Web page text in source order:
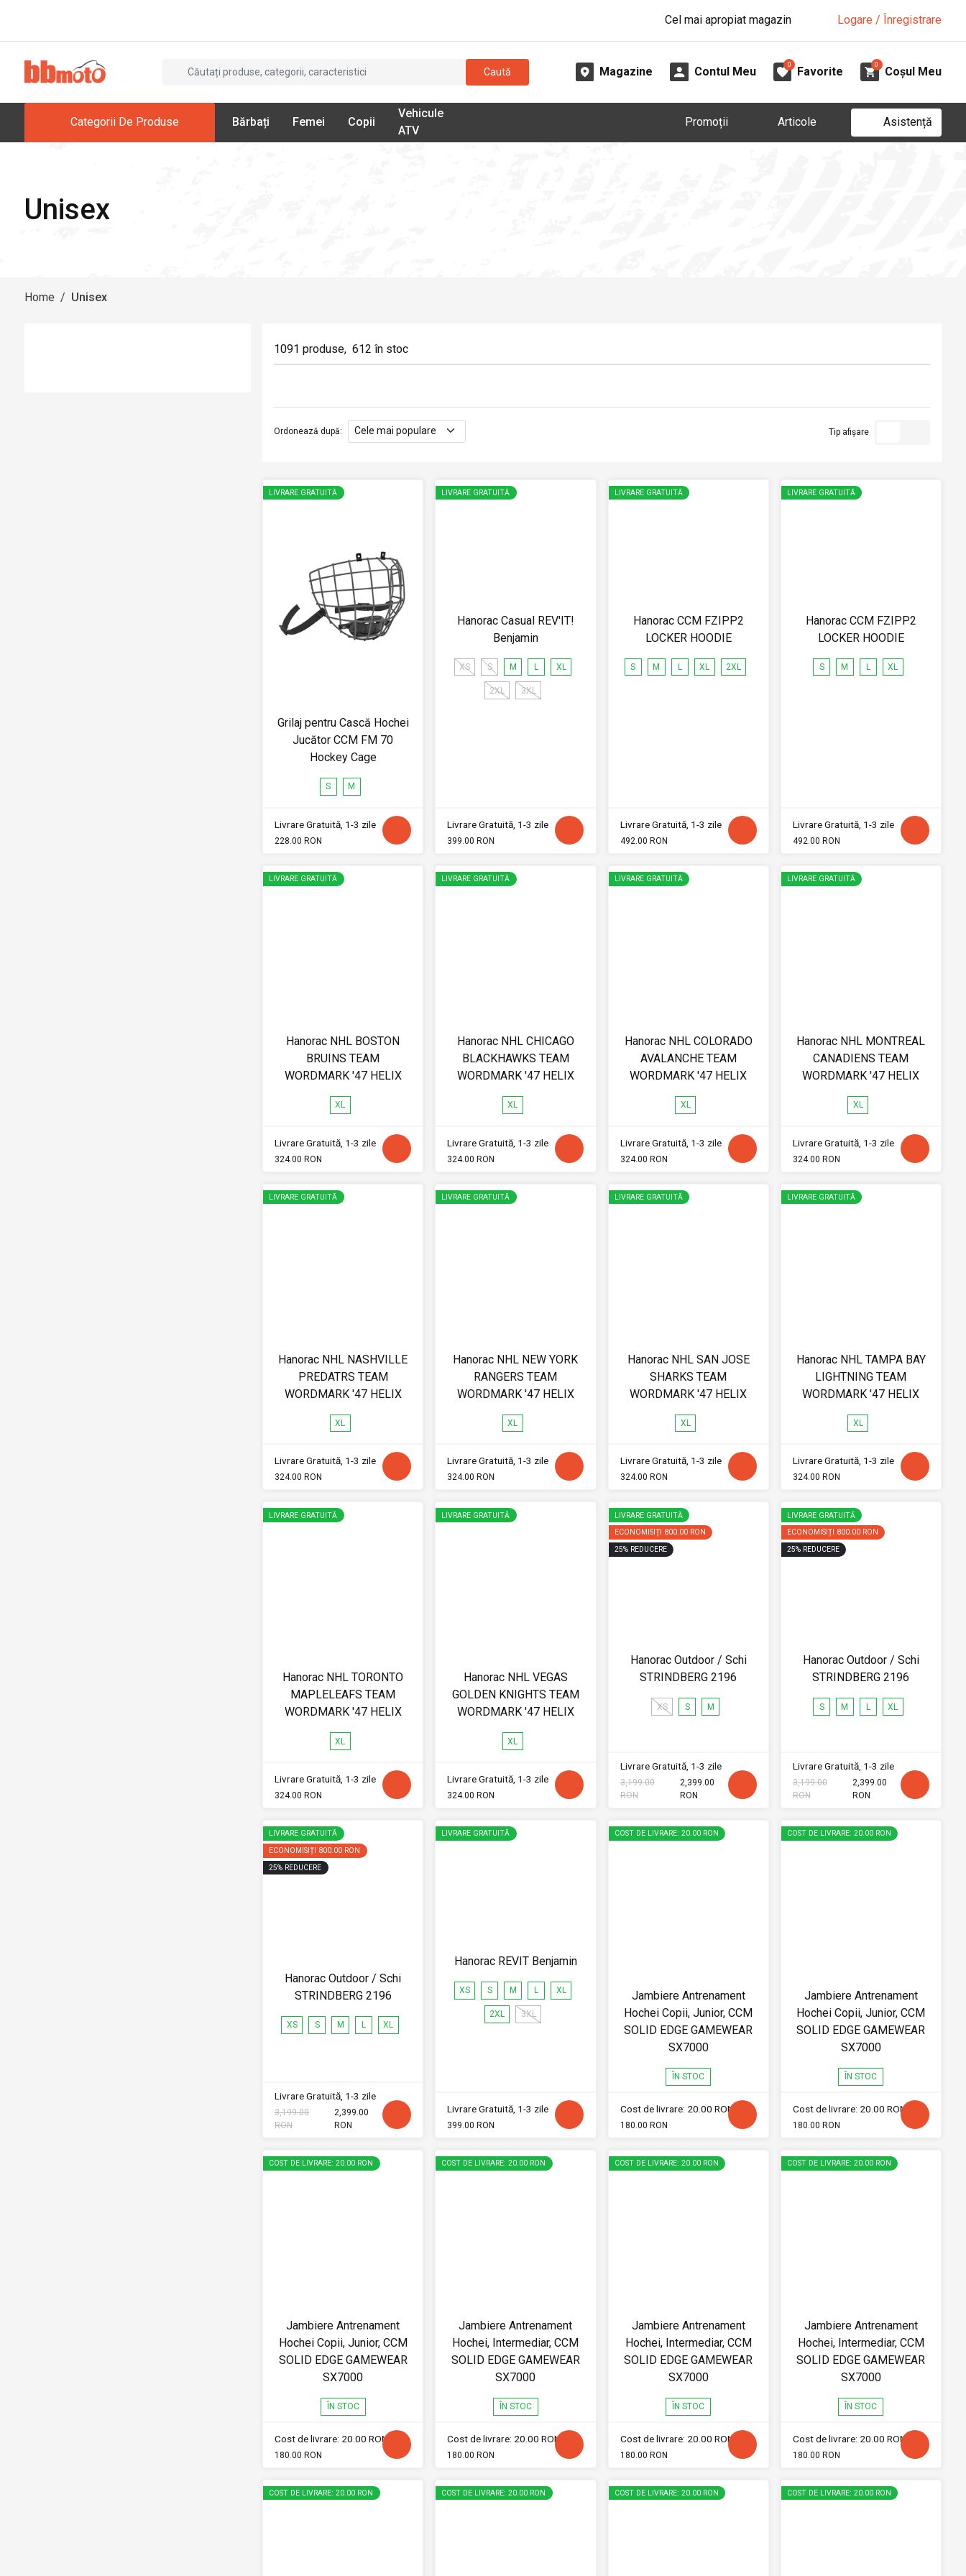
Cel mai apropiat magazin Logare / Înregistrare
Caută Magazine Contul Meu
0
Favorite
0
Coșul Meu
Categorii De Produse Bărbați Femei Copii
Vehicule
ATV
Promoții Articole Asistență
Unisex
Home / Unisex
1091 produse, 612 în stoc
Ordonează după: Tip afișare
LIVRARE GRATUITĂ
Grilaj pentru Cască Hochei
Jucător CCM FM 70
Hockey Cage
S M
Livrare Gratuită, 1-3 zile
228.00 RON
LIVRARE GRATUITĂ
Hanorac Casual REV'IT!
Benjamin
XS S M L XL
2XL 3XL
Livrare Gratuită, 1-3 zile
399.00 RON
LIVRARE GRATUITĂ
Hanorac CCM FZIPP2
LOCKER HOODIE
S M L XL 2XL
Livrare Gratuită, 1-3 zile
492.00 RON
LIVRARE GRATUITĂ
Hanorac CCM FZIPP2
LOCKER HOODIE
S M L XL
Livrare Gratuită, 1-3 zile
492.00 RON
LIVRARE GRATUITĂ
Hanorac NHL BOSTON
BRUINS TEAM
WORDMARK '47 HELIX
XL
Livrare Gratuită, 1-3 zile
324.00 RON
LIVRARE GRATUITĂ
Hanorac NHL CHICAGO
BLACKHAWKS TEAM
WORDMARK '47 HELIX
XL
Livrare Gratuită, 1-3 zile
324.00 RON
LIVRARE GRATUITĂ
Hanorac NHL COLORADO
AVALANCHE TEAM
WORDMARK '47 HELIX
XL
Livrare Gratuită, 1-3 zile
324.00 RON
LIVRARE GRATUITĂ
Hanorac NHL MONTREAL
CANADIENS TEAM
WORDMARK '47 HELIX
XL
Livrare Gratuită, 1-3 zile
324.00 RON
LIVRARE GRATUITĂ
Hanorac NHL NASHVILLE
PREDATRS TEAM
WORDMARK '47 HELIX
XL
Livrare Gratuită, 1-3 zile
324.00 RON
LIVRARE GRATUITĂ
Hanorac NHL NEW YORK
RANGERS TEAM
WORDMARK '47 HELIX
XL
Livrare Gratuită, 1-3 zile
324.00 RON
LIVRARE GRATUITĂ
Hanorac NHL SAN JOSE
SHARKS TEAM
WORDMARK '47 HELIX
XL
Livrare Gratuită, 1-3 zile
324.00 RON
LIVRARE GRATUITĂ
Hanorac NHL TAMPA BAY
LIGHTNING TEAM
WORDMARK '47 HELIX
XL
Livrare Gratuită, 1-3 zile
324.00 RON
LIVRARE GRATUITĂ
Hanorac NHL TORONTO
MAPLELEAFS TEAM
WORDMARK '47 HELIX
XL
Livrare Gratuită, 1-3 zile
324.00 RON
LIVRARE GRATUITĂ
Hanorac NHL VEGAS
GOLDEN KNIGHTS TEAM
WORDMARK '47 HELIX
XL
Livrare Gratuită, 1-3 zile
324.00 RON
LIVRARE GRATUITĂ
ECONOMISIȚI 800.00 RON
25% REDUCERE
Hanorac Outdoor / Schi
STRINDBERG 2196
XS S M
Livrare Gratuită, 1-3 zile
3,199.00
RON
2,399.00
RON
LIVRARE GRATUITĂ
ECONOMISIȚI 800.00 RON
25% REDUCERE
Hanorac Outdoor / Schi
STRINDBERG 2196
S M L XL
Livrare Gratuită, 1-3 zile
3,199.00
RON
2,399.00
RON
LIVRARE GRATUITĂ
ECONOMISIȚI 800.00 RON
25% REDUCERE
Hanorac Outdoor / Schi
STRINDBERG 2196
XS S M L XL
Livrare Gratuită, 1-3 zile
3,199.00
RON
2,399.00
RON
LIVRARE GRATUITĂ
Hanorac REVIT Benjamin
XS S M L XL
2XL 3XL
Livrare Gratuită, 1-3 zile
399.00 RON
COST DE LIVRARE: 20.00 RON
Jambiere Antrenament
Hochei Copii, Junior, CCM
SOLID EDGE GAMEWEAR
SX7000
ÎN STOC
Cost de livrare: 20.00 RON
180.00 RON
COST DE LIVRARE: 20.00 RON
Jambiere Antrenament
Hochei Copii, Junior, CCM
SOLID EDGE GAMEWEAR
SX7000
ÎN STOC
Cost de livrare: 20.00 RON
180.00 RON
COST DE LIVRARE: 20.00 RON
Jambiere Antrenament
Hochei Copii, Junior, CCM
SOLID EDGE GAMEWEAR
SX7000
ÎN STOC
Cost de livrare: 20.00 RON
180.00 RON
COST DE LIVRARE: 20.00 RON
Jambiere Antrenament
Hochei, Intermediar, CCM
SOLID EDGE GAMEWEAR
SX7000
ÎN STOC
Cost de livrare: 20.00 RON
180.00 RON
COST DE LIVRARE: 20.00 RON
Jambiere Antrenament
Hochei, Intermediar, CCM
SOLID EDGE GAMEWEAR
SX7000
ÎN STOC
Cost de livrare: 20.00 RON
180.00 RON
COST DE LIVRARE: 20.00 RON
Jambiere Antrenament
Hochei, Intermediar, CCM
SOLID EDGE GAMEWEAR
SX7000
ÎN STOC
Cost de livrare: 20.00 RON
180.00 RON
COST DE LIVRARE: 20.00 RON COST DE LIVRARE: 20.00 RON COST DE LIVRARE: 20.00 RON COST DE LIVRARE: 20.00 RON